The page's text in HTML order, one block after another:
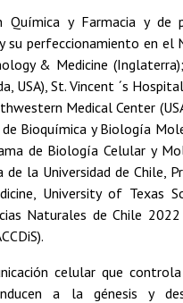
Química y Farmacia y
su perfeccionamiento en
& Medicine
St. Vincent ´s
Medical Center
Bioquímica y Biología
de Biología Celular y
la Universidad de Chile,
University of Texas
Naturales de Chile
celular que
a la génesis y